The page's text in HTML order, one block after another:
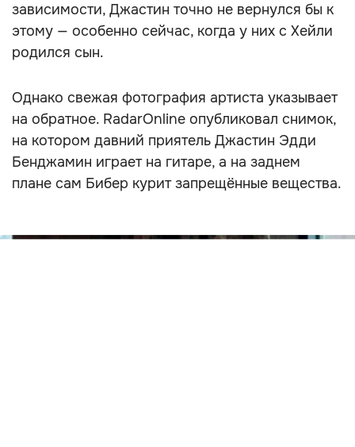
зависимости, Джастин точно не вернулся бы к
этому — особенно сейчас, когда у них с Хейли
родился сын.
Однако свежая фотография артиста указывает
на обратное. RadarOnline опубликовал снимок,
на котором давний приятель Джастин Эдди
Бенджамин играет на гитаре, а на заднем
плане сам Бибер курит запрещённые вещества.